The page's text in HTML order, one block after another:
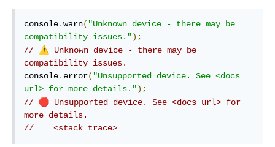
console.warn( "Unknown device - there may be
compatibility issues.");
//
⚠️
Unknown device - there may be
compatibility issues.
console. error( "Unsupported device. See <docs
url> for more details.");
// 🛑 Unsupported device. See <docs url> for
more details.
//    <stack trace>